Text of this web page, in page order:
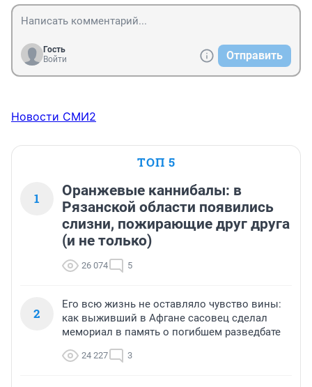
Гость
Войти
Отправить
Новости СМИ2
ТОП 5
1
Оранжевые каннибалы: в
Рязанской области появились
слизни, пожирающие друг друга
(и не только)
26 074 5
2
Его всю жизнь не оставляло чувство вины:
как выживший в Афгане сасовец сделал
мемориал в память о погибшем разведбате
24 227 3